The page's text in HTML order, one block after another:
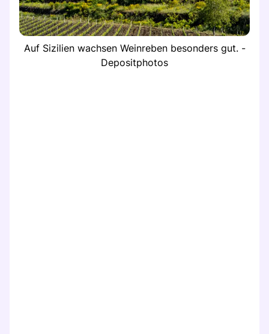
Auf Sizilien wachsen Weinreben besonders gut. -
Depositphotos